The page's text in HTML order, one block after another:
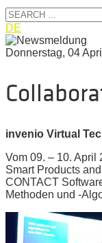
DE
Donnerstag, 04
invenio Virtual
Vom 09. – 10. April
Smart Products
CONTACT
Methoden und -